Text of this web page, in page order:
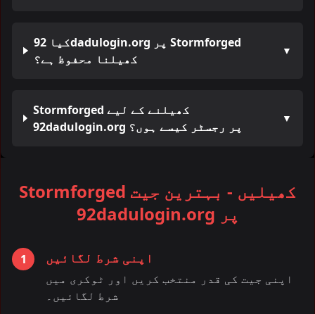
کیا 92dadulogin.org پر Stormforged
کھیلنا محفوظ ہے؟
▼
Stormforged کھیلنے کے لیے
92dadulogin.org پر رجسٹر کیسے ہوں؟
▼
Stormforged کھیلیں - بہترین جیت
92dadulogin.org پر
1 اپنی شرط لگائیں
اپنی جیت کی قدر منتخب کریں اور ٹوکری میں
شرط لگائیں۔